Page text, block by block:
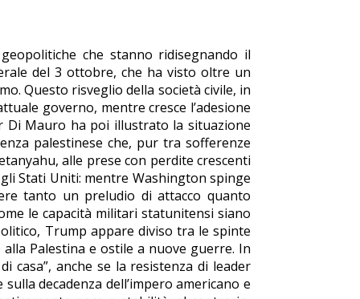
che stanno ridisegnando il
del 3 ottobre, che ha visto oltre un
Questo risveglio della società civile, in
governo, mentre cresce l’adesione
Di Mauro ha poi illustrato la situazione
palestinese che, pur tra sofferenze
alle prese con perdite crescenti
Stati Uniti: mentre Washington spinge
tanto un preludio di attacco quanto
le capacità militari statunitensi siano
Trump appare diviso tra le spinte
Palestina e ostile a nuove guerre. In
casa”, anche se la resistenza di leader
decadenza dell’impero americano e